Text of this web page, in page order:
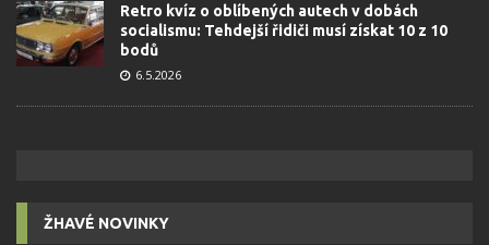
Retro kvíz o oblíbených autech v dobách
socialismu: Tehdejší řidiči musí získat 10 z 10
bodů
6.5.2026
ŽHAVÉ NOVINKY